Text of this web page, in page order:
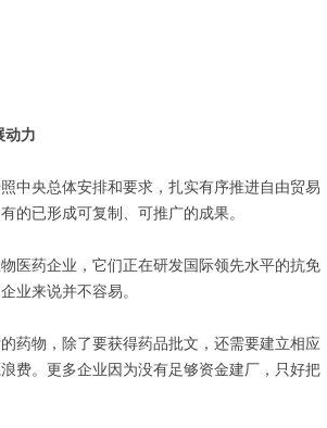
动力
中央总体安排和要求，扎实有序推进自由贸易
的已形成可复制、可推广的成果。
医药企业，它们正在研发国际领先水平的抗免
业来说并不容易。
药物，除了要获得药品批文，还需要建立相应
费。更多企业因为没有足够资金建厂，只好把